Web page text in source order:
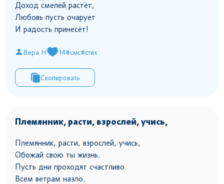
Доход смелей растёт,
Любовь пусть очарует
И радость принесёт!
Вера Н 14#смс#стих
Скопировать
Племянник, расти, взрослей, учись,
Племянник, расти, взрослей, учись,
Обожай свою ты жизнь.
Пусть дни проходят счастливо
Всем ветрам назло.